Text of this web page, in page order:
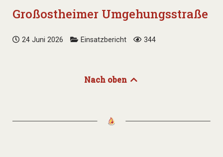
Großostheimer Umgehungsstraße
24 Juni 2026 Einsatzbericht 344
Nach oben